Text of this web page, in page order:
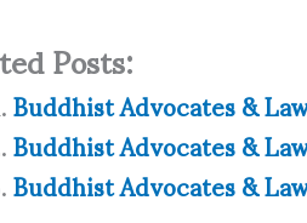
Posts:
Buddhist Advocates &
Buddhist Advocates &
Buddhist Advocates &